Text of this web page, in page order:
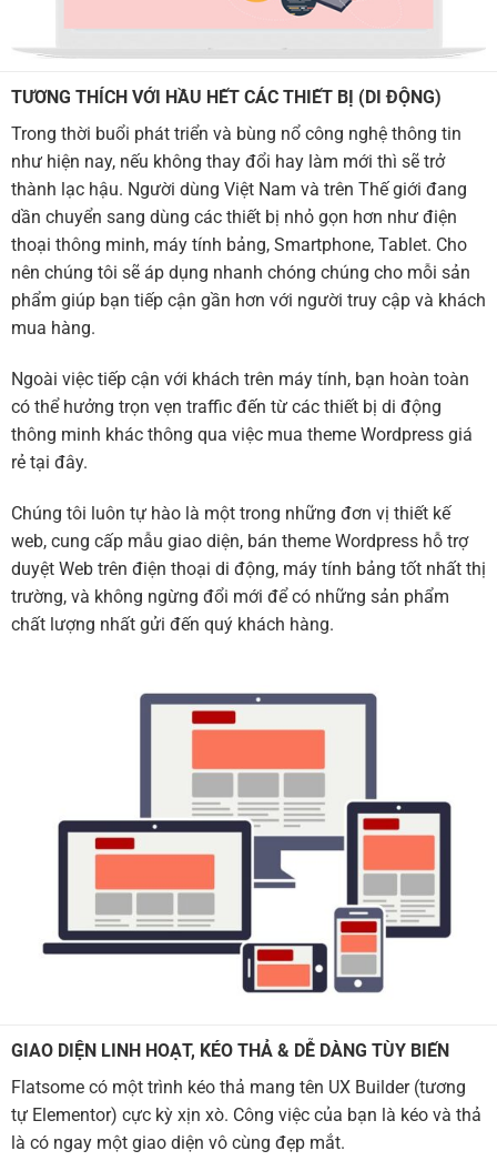
TƯƠNG THÍCH VỚI HẦU HẾT CÁC THIẾT BỊ (DI ĐỘNG)
Trong thời buổi phát triển và bùng nổ công nghệ thông tin
như hiện nay, nếu không thay đổi hay làm mới thì sẽ trở
thành lạc hậu. Người dùng Việt Nam và trên Thế giới đang
dần chuyển sang dùng các thiết bị nhỏ gọn hơn như điện
thoại thông minh, máy tính bảng, Smartphone, Tablet. Cho
nên chúng tôi sẽ áp dụng nhanh chóng chúng cho mỗi sản
phẩm giúp bạn tiếp cận gần hơn với người truy cập và khách
mua hàng.
Ngoài việc tiếp cận với khách trên máy tính, bạn hoàn toàn
có thể hưởng trọn vẹn traffic đến từ các thiết bị di động
thông minh khác thông qua việc mua theme Wordpress giá
rẻ tại đây.
Chúng tôi luôn tự hào là một trong những đơn vị thiết kế
web, cung cấp mẫu giao diện, bán theme Wordpress hỗ trợ
duyệt Web trên điện thoại di động, máy tính bảng tốt nhất thị
trường, và không ngừng đổi mới để có những sản phẩm
chất lượng nhất gửi đến quý khách hàng.
GIAO DIỆN LINH HOẠT, KÉO THẢ & DỄ DÀNG TÙY BIẾN
Flatsome có một trình kéo thả mang tên UX Builder (tương
tự Elementor) cực kỳ xịn xò. Công việc của bạn là kéo và thả
là có ngay một giao diện vô cùng đẹp mắt.